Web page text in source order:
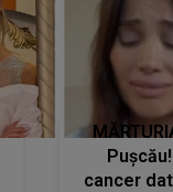
cancer